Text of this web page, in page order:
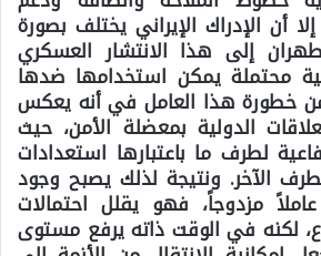
إلا أن الإدراك الإيراني يختلف بصورة
إلى هذا الانتشار العسكري
محتملة يمكن استخدامها ضدها
خطورة هذا العامل في أنه يعكس
الدولية بمعضلة الأمن، حيث
لطرف ما باعتبارها استعدادات
الآخر. ونتيجة لذلك يصبح وجود
مزدوجاً، فهو يقلل احتمالات
لكنه في الوقت ذاته يرفع مستوى